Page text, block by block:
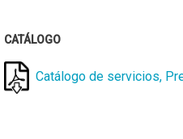
CATÁLOGO
Catálogo de servicios,